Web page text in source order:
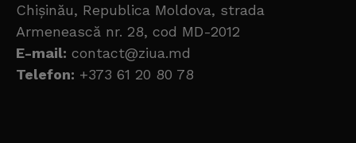
Chișinău, Republica Moldova, strada
Armenească nr. 28, cod MD-2012
E-mail: contact@ziua.md
Telefon: +373 61 20 80 78